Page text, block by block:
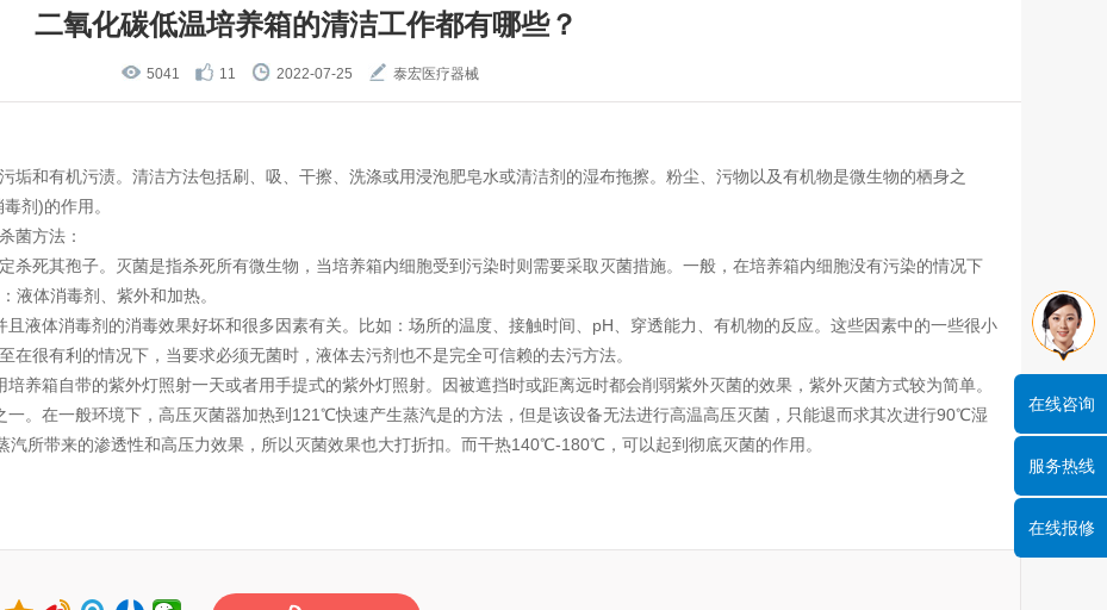
二氧化碳低温培养箱的清洁工作都有哪些？
5041 11 2022-07-25 泰宏医疗器械
垢和有机污渍。清洁方法包括刷、吸、干擦、洗涤或用浸泡肥皂水或清洁剂的湿布拖擦。粉尘、污物以及有机物是微生物的栖身之
剂)的作用。
菌方法：
死其孢子。灭菌是指杀死所有微生物，当培养箱内细胞受到污染时则需要采取灭菌措施。一般，在培养箱内细胞没有污染的情况下
液体消毒剂、紫外和加热。
体消毒剂的消毒效果好坏和很多因素有关。比如：场所的温度、接触时间、pH、穿透能力、有机物的反应。这些因素中的一些很小
很有利的情况下，当要求必须无菌时，液体去污剂也不是完全可信赖的去污方法。
箱自带的紫外灯照射一天或者用手提式的紫外灯照射。因被遮挡时或距离远时都会削弱紫外灭菌的效果，紫外灭菌方式较为简单。
在一般环境下，高压灭菌器加热到121℃快速产生蒸汽是的方法，但是该设备无法进行高温高压灭菌，只能退而求其次进行90℃湿
所带来的渗透性和高压力效果，所以灭菌效果也大打折扣。而干热140℃-180℃，可以起到彻底灭菌的作用。
在线咨询
服务热线
在线报修